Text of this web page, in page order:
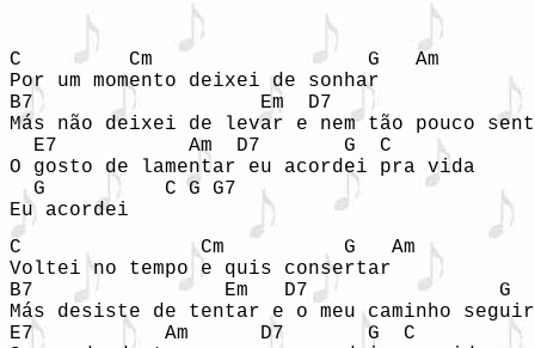
C         Cm                  G   Am
Por um momento deixei de sonhar
B7                   Em  D7                 G
Más não deixei de levar e nem tão pouco
  E7           Am  D7       G  C
O gosto de lamentar eu acordei pra vida
  G          C G G7
Eu acordei
C               Cm          G   Am
Voltei no tempo e quis consertar
B7                Em   D7                G
Más desiste de tentar e o meu caminho
E7           Am      D7       G  C